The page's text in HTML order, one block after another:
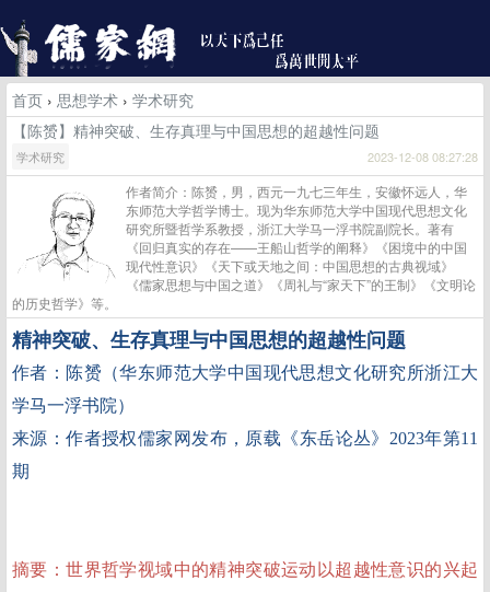
首页 › 思想学术 › 学术研究
【陈赟】精神突破、生存真理与中国思想的超越性问题
学术研究 2023-12-08 08:27:28
作者简介：陈赟，男，西元一九七三年生，安徽怀远人，华
东师范大学哲学博士。现为华东师范大学中国现代思想文化
研究所暨哲学系教授，浙江大学马一浮书院副院长。著有
《回归真实的存在——王船山哲学的阐释》《困境中的中国
现代性意识》《天下或天地之间：中国思想的古典视域》
《儒家思想与中国之道》《周礼与“家天下”的王制》《文明论
的历史哲学》等。
精神突破、生存真理与中国思想的超越性问题
作者：陈赟（华东师范大学中国现代思想文化研究所浙江大
学马一浮书院）
来源：作者授权儒家网发布，原载《东岳论丛》2023年第11
期
摘要：世界哲学视域中的精神突破运动以超越性意识的兴起